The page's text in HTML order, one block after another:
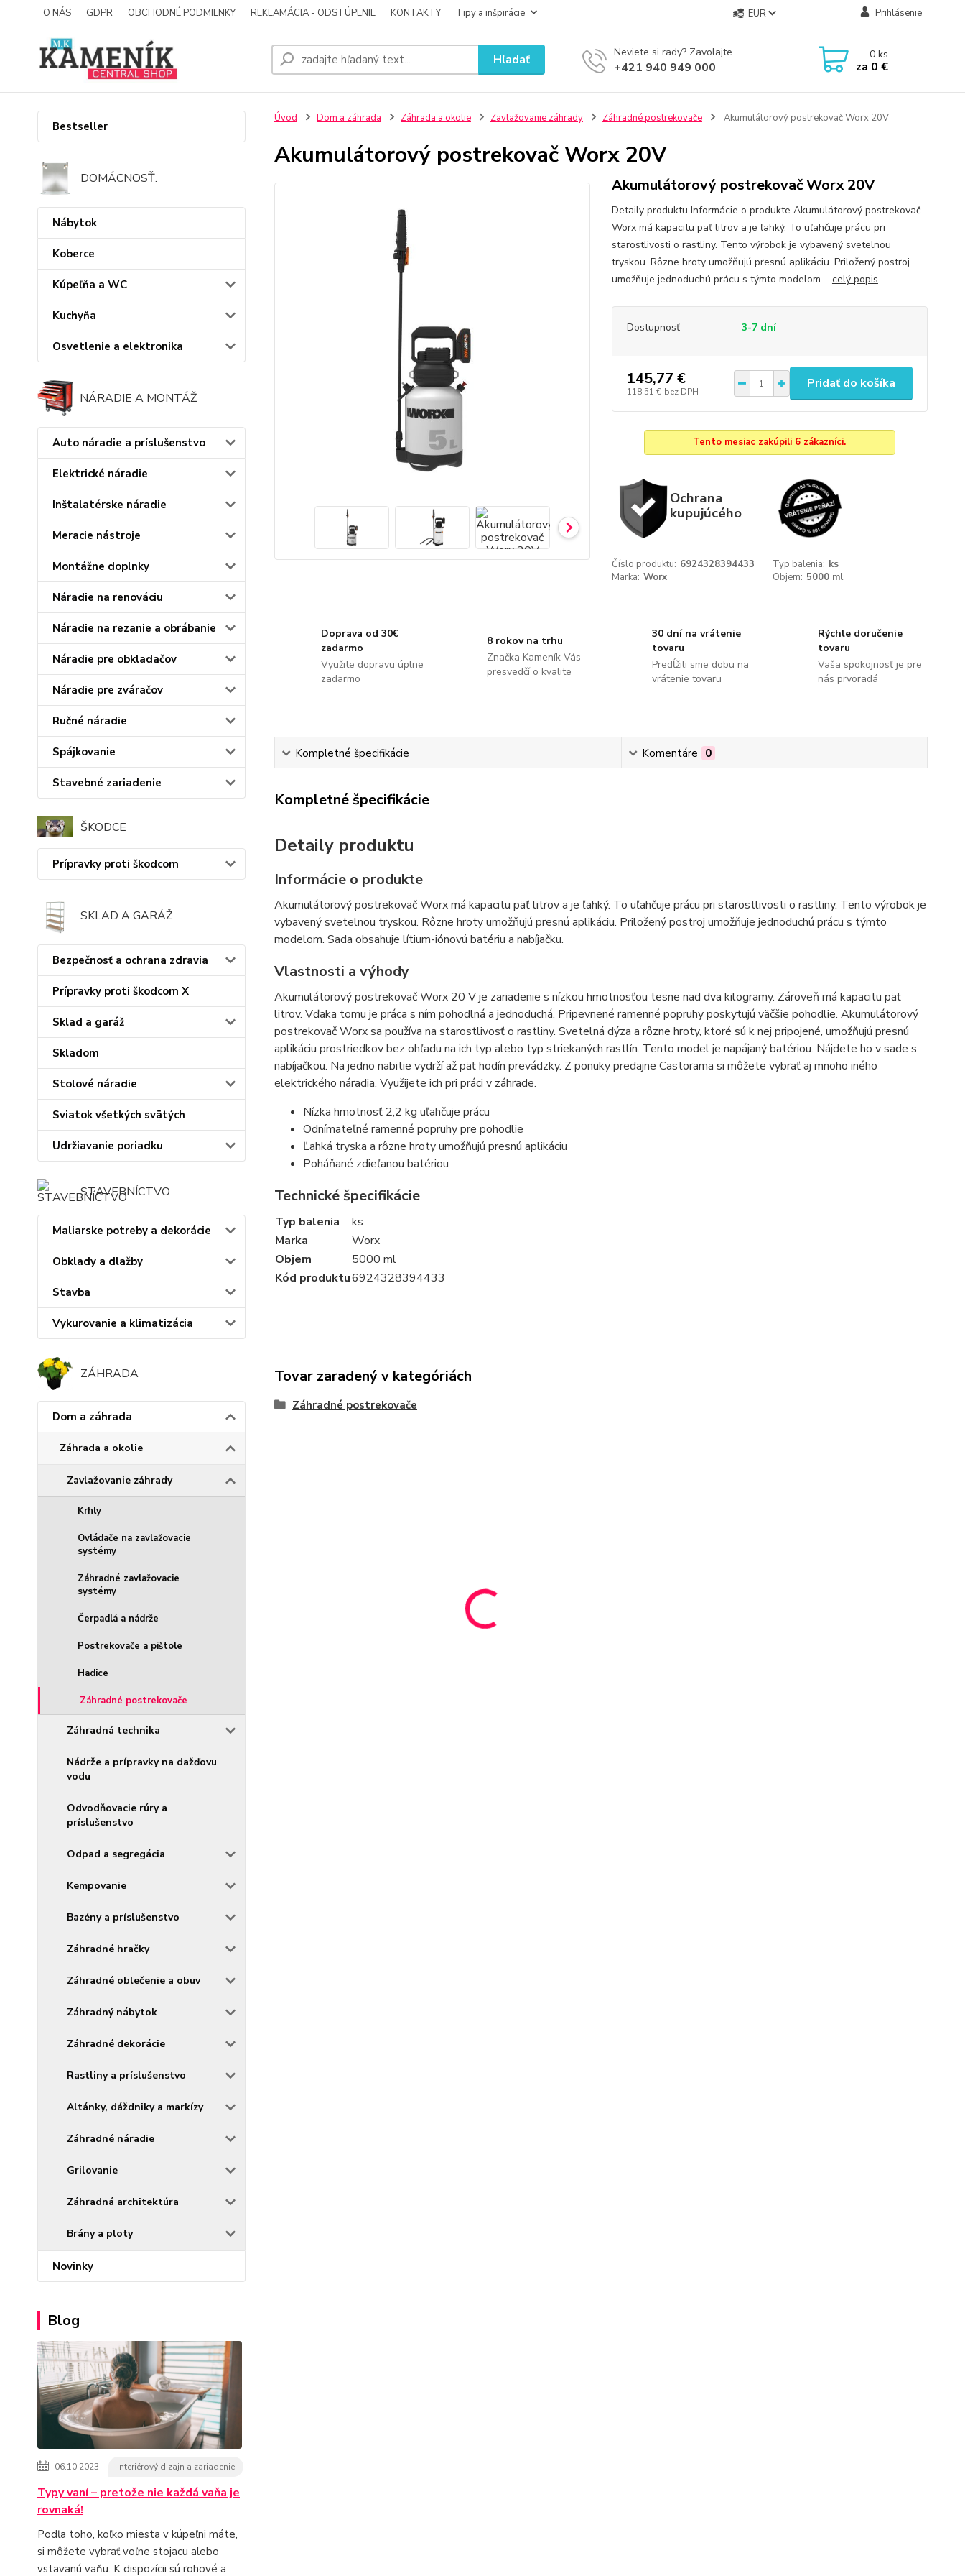
O NÁS GDPR OBCHODNÉ PODMIENKY REKLAMÁCIA - ODSTÚPENIE KONTAKTY Tipy a inšpirácie EUR Prihlásenie
Hľadať Neviete si rady? Zavolajte.
+421 940 949 000
0ks
za 0 €
Bestseller
DOMÁCNOSŤ.
Nábytok
Koberce
Kúpeľňa a WC
Kuchyňa
Osvetlenie a elektronika
NÁRADIE A MONTÁŽ
Auto náradie a príslušenstvo
Elektrické náradie
Inštalatérske náradie
Meracie nástroje
Montážne doplnky
Náradie na renováciu
Náradie na rezanie a obrábanie
Náradie pre obkladačov
Náradie pre zváračov
Ručné náradie
Spájkovanie
Stavebné zariadenie
ŠKODCE
Prípravky proti škodcom
SKLAD A GARÁŽ
Bezpečnosť a ochrana zdravia
Prípravky proti škodcom X
Sklad a garáž
Skladom
Stolové náradie
Sviatok všetkých svätých
Udržiavanie poriadku
STAVEBNÍCTVO
Maliarske potreby a dekorácie
Obklady a dlažby
Stavba
Vykurovanie a klimatizácia
ZÁHRADA
Dom a záhrada
Záhrada a okolie
Zavlažovanie záhrady
Krhly
Ovládače na zavlažovacie
systémy
Záhradné zavlažovacie
systémy
Čerpadlá a nádrže
Postrekovače a pištole
Hadice
Záhradné postrekovače
Záhradná technika
Nádrže a prípravky na dažďovu
vodu
Odvodňovacie rúry a
príslušenstvo
Odpad a segregácia
Kempovanie
Bazény a príslušenstvo
Záhradné hračky
Záhradné oblečenie a obuv
Záhradný nábytok
Záhradné dekorácie
Rastliny a príslušenstvo
Altánky, dáždniky a markízy
Záhradné náradie
Grilovanie
Záhradná architektúra
Brány a ploty
Novinky
Blog
06.10.2023 Interiérový dizajn a zariadenie
Typy vaní – pretože nie každá vaňa je
rovnaká!
Podľa toho, koľko miesta v kúpeľni máte,
si môžete vybrať voľne stojacu alebo
vstavanú vaňu. K dispozícii sú rohové a
Úvod Dom a záhrada Záhrada a okolie Zavlažovanie záhrady Záhradné postrekovače Akumulátorový postrekovač Worx 20V
Akumulátorový postrekovač Worx 20V
Akumulátorový postrekovač Worx 20V
Detaily produktu Informácie o produkte Akumulátorový postrekovač
Worx má kapacitu päť litrov a je ľahký. To uľahčuje prácu pri
starostlivosti o rastliny. Tento výrobok je vybavený svetelnou
tryskou. Rôzne hroty umožňujú presnú aplikáciu. Priložený postroj
umožňuje jednoduchú prácu s týmto modelom.... celý popis
Dostupnosť 3-7 dní
145,77 €
118,51 € bez DPH
Pridať do košíka
Tento mesiac zakúpili 6 zákazníci.
Ochrana
kupujúcého
Číslo produktu: 6924328394433 Typ balenia: ks
Marka: Worx Objem: 5000 ml
Doprava od 30€
zadarmo
Využite dopravu úplne
zadarmo
8 rokov na trhu
Značka Kameník Vás
presvedčí o kvalite
30 dní na vrátenie
tovaru
Predĺžili sme dobu na
vrátenie tovaru
Rýchle doručenie
tovaru
Vaša spokojnosť je pre
nás prvoradá
Kompletné špecifikácie Komentáre 0
Kompletné špecifikácie
Detaily produktu
Informácie o produkte
Akumulátorový postrekovač Worx má kapacitu päť litrov a je ľahký. To uľahčuje prácu pri starostlivosti o rastliny. Tento výrobok je
vybavený svetelnou tryskou. Rôzne hroty umožňujú presnú aplikáciu. Priložený postroj umožňuje jednoduchú prácu s týmto
modelom. Sada obsahuje lítium-iónovú batériu a nabíjačku.
Vlastnosti a výhody
Akumulátorový postrekovač Worx 20 V je zariadenie s nízkou hmotnosťou tesne nad dva kilogramy. Zároveň má kapacitu päť
litrov. Vďaka tomu je práca s ním pohodlná a jednoduchá. Pripevnené ramenné popruhy poskytujú väčšie pohodlie. Akumulátorový
postrekovač Worx sa používa na starostlivosť o rastliny. Svetelná dýza a rôzne hroty, ktoré sú k nej pripojené, umožňujú presnú
aplikáciu prostriedkov bez ohľadu na ich typ alebo typ striekaných rastlín. Tento model je napájaný batériou. Nájdete ho v sade s
nabíjačkou. Na jedno nabitie vydrží až päť hodín prevádzky. Z ponuky predajne Castorama si môžete vybrať aj mnoho iného
elektrického náradia. Využijete ich pri práci v záhrade.
Nízka hmotnosť 2,2 kg uľahčuje prácu
Odnímateľné ramenné popruhy pre pohodlie
Ľahká tryska a rôzne hroty umožňujú presnú aplikáciu
Poháňané zdieľanou batériou
Technické špecifikácie
Typ balenia
ks
Marka
Worx
Objem
5000 ml
Kód produktu6924328394433
Tovar zaradený v kategóriách
Záhradné postrekovače